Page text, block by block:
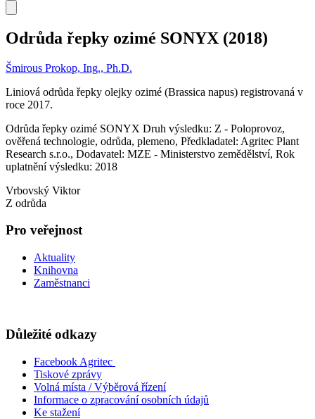
Odrůda řepky ozimé SONYX (2018)
Šmirous Prokop, Ing., Ph.D.
Liniová odrůda řepky olejky ozimé (Brassica napus) registrovaná v
roce 2017.
Odrůda řepky ozimé SONYX Druh výsledku: Z - Poloprovoz,
ověřená technologie, odrůda, plemeno, Předkladatel: Agritec Plant
Research s.r.o., Dodavatel: MZE - Ministerstvo zemědělství, Rok
uplatnění výsledku: 2018
Vrbovský Viktor
Z odrůda
Pro veřejnost
Aktuality
Knihovna
Zaměstnanci
Důležité odkazy
Facebook Agritec
Tiskové zprávy
Volná místa / Výběrová řízení
Informace o zpracování osobních údajů
Ke stažení